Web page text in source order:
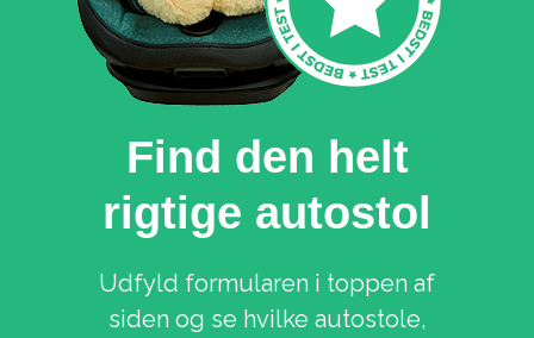
Find den helt
rigtige autostol
Udfyld formularen i toppen af
siden og se hvilke autostole,